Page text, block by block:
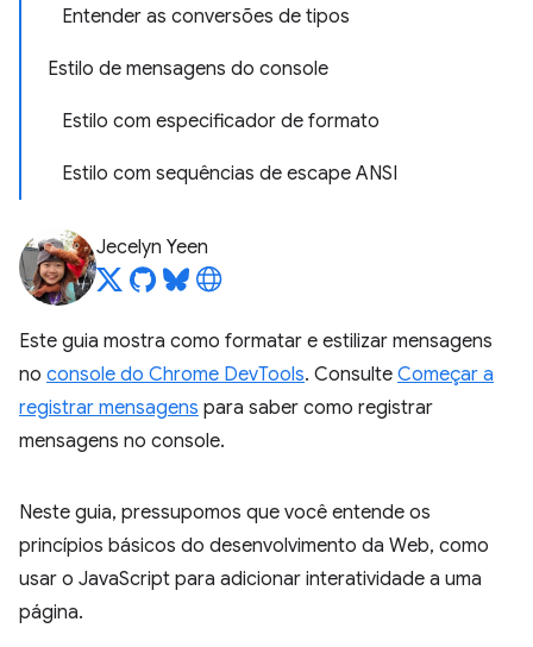
Entender as conversões de tipos
Estilo de mensagens do console
Estilo com especificador de formato
Estilo com sequências de escape ANSI
Jecelyn Yeen
Este guia mostra como formatar e estilizar mensagens
no console do Chrome DevTools. Consulte Começar a
registrar mensagens para saber como registrar
mensagens no console.
Neste guia, pressupomos que você entende os
princípios básicos do desenvolvimento da Web, como
usar o JavaScript para adicionar interatividade a uma
página.